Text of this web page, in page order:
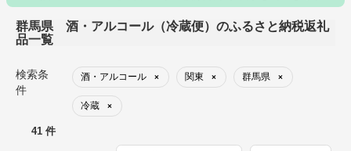
群馬県 酒・アルコール（冷蔵便）のふるさと納税返礼
品一覧
検索条
件
酒・アルコール × 関東 × 群馬県 ×
冷蔵 ×
41 件